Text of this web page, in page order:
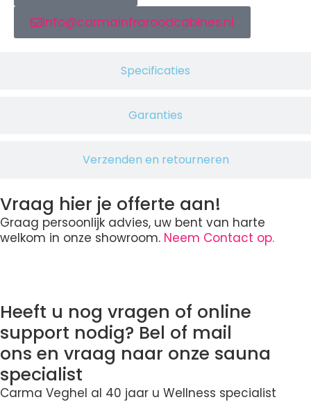
Specificaties
Garanties
Verzenden en retourneren
Info@carmainfraroodcabines.nl
Vraag hier je offerte aan!
Graag persoonlijk advies, uw bent van harte
welkom in onze showroom. Neem Contact op.
Heeft u nog vragen of online
support nodig? Bel of mail
ons en vraag naar onze sauna
specialist
Carma Veghel al 40 jaar u Wellness specialist